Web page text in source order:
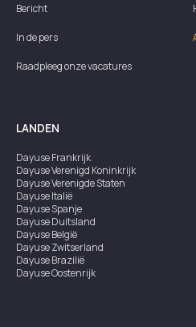
Bericht
In de pers
Raadpleeg onze vacatures
LANDEN
DayuseFrankrijk
DayuseVerenigd Koninkrijk
DayuseVerenigde Staten
DayuseItalië
DayuseSpanje
DayuseDuitsland
DayuseBelgië
DayuseZwitserland
DayuseBrazilië
DayuseOostenrijk